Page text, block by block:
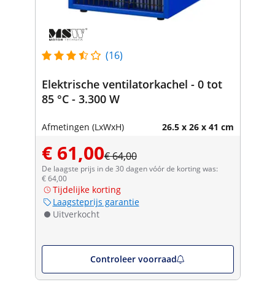
(16)
Elektrische ventilatorkachel - 0 tot
85 °C - 3.300 W
Afmetingen (LxWxH) 26.5 x 26 x 41 cm
€ 61,00€ 64,00
De laagste prijs in de 30 dagen vóór de korting was:
€ 64,00
Tijdelijke korting
Laagsteprijs garantie
Uitverkocht
Controleer voorraad